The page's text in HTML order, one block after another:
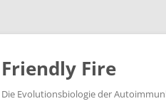
Zum
springen
Friendly Fire
Die Evolutionsbiologie der